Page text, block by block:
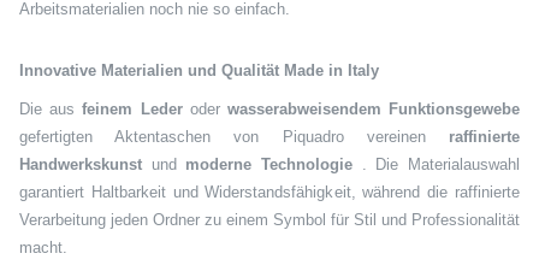
Arbeitsmaterialien noch nie so einfach.
Innovative Materialien und Qualität Made in Italy
Die ausfeinem Lederoder wasserabweisendem Funktionsgewebe
gefertigten Aktentaschen von Piquadro vereinen raffinierte
Handwerkskunst und moderne Technologie . Die Materialauswahl
garantiert Haltbarkeit und Widerstandsfähigkeit, während die raffinierte
Verarbeitung jeden Ordner zu einem Symbol für Stil und Professionalität
macht.